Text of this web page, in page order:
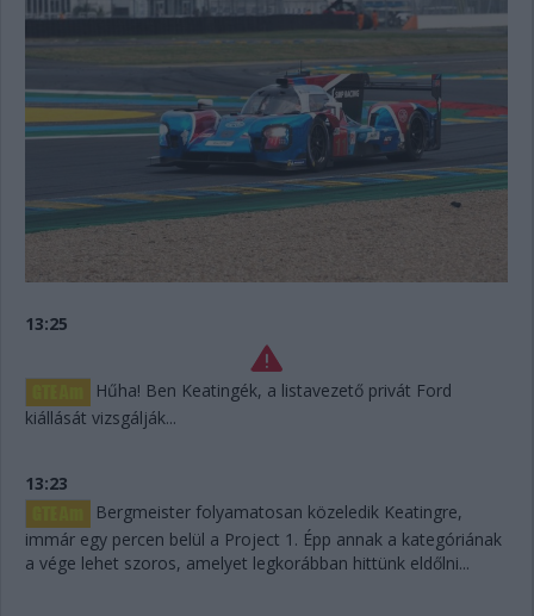
13:25
Hűha! Ben Keatingék, a listavezető privát Ford
kiállását vizsgálják...
13:23
Bergmeister folyamatosan közeledik Keatingre,
immár egy percen belül a Project 1. Épp annak a kategóriának
a vége lehet szoros, amelyet legkorábban hittünk eldőlni...